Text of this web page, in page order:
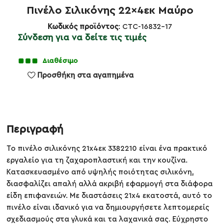
Πινέλο Σιλικόνης 22×4εκ Μαύρο
Κωδικός προϊόντος: CTC-16832-17
Σύνδεση για να δείτε τις τιμές
Διαθέσιμο
Προσθήκη στα αγαπημένα
Περιγραφή
Το πινέλο σιλικόνης 21x4εκ 3382210 είναι ένα πρακτικό
εργαλείο για τη ζαχαροπλαστική και την κουζίνα.
Κατασκευασμένο από υψηλής ποιότητας σιλικόνη,
διασφαλίζει απαλή αλλά ακριβή εφαρμογή στα διάφορα
είδη επιφανειών. Με διαστάσεις 21x4 εκατοστά, αυτό το
πινέλο είναι ιδανικό για να δημιουργήσετε λεπτομερείς
σχεδιασμούς στα γλυκά και τα λαχανικά σας. Εύχρηστο